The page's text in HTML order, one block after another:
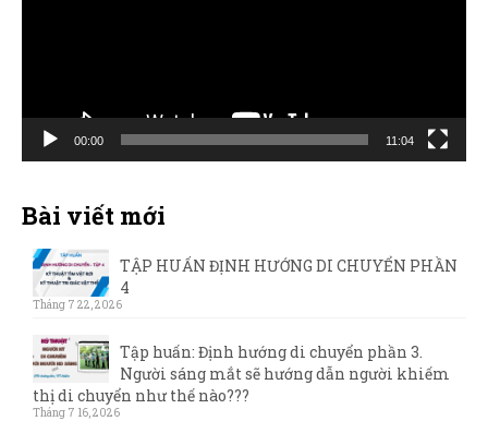
00:00 11:04
Bài viết mới
TẬP HUẤN ĐỊNH HƯỚNG DI CHUYỂN PHẦN
4
Tháng 7 22, 2026
Tập huấn: Định hướng di chuyển phần 3.
Người sáng mắt sẽ hướng dẫn người khiếm
thị di chuyển như thế nào???
Tháng 7 16, 2026